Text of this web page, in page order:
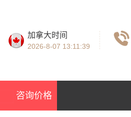
加拿大时间
2026-8-07 13:11:40
咨询价格